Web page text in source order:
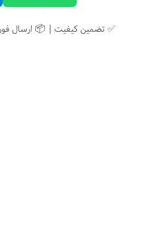
✅ تضمین کیفیت | 📦 ارسال